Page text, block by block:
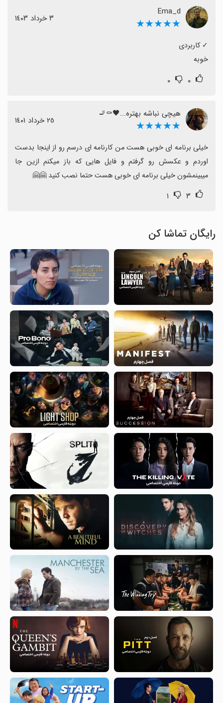
Ema_d
★★★★★ ٣ خرداد ١٤٠٣
خوبه
۰ ۰
هیچی نباشه بهتره...🖤⚰️🚬
★★★★★ ٢٥ خرداد ١٤٠١
میبینمشون خیلی برنامه ای خوبی هست حتما نصب کنید 🤗🤗
۳ ۱
رایگان تماشا کن